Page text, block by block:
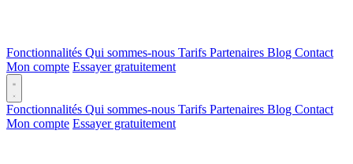
Fonctionnalités Qui sommes-nous Tarifs Partenaires Blog Contact
Mon compte Essayer gratuitement
Fonctionnalités Qui sommes-nous Tarifs Partenaires Blog Contact
Mon compte Essayer gratuitement